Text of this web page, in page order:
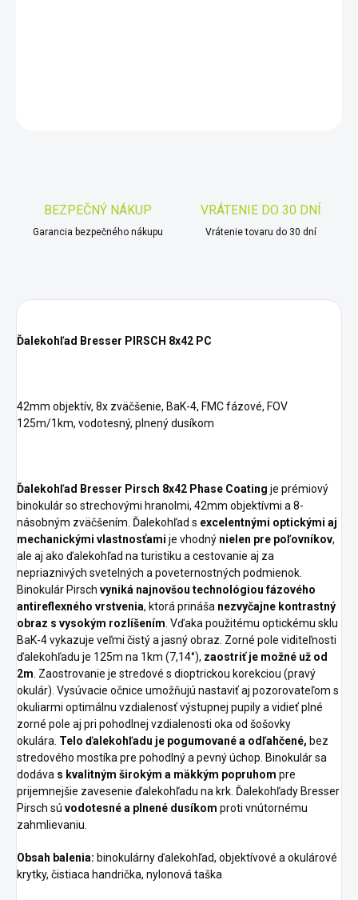
BEZPEČNÝ NÁKUP
Garancia bezpečného nákupu
VRÁTENIE DO 30 DNÍ
Vrátenie tovaru do 30 dní
Ďalekohľad Bresser PIRSCH 8x42 PC
42mm objektív, 8x zväčšenie, BaK-4, FMC fázové, FOV
125m/1km, vodotesný, plnený dusíkom
Ďalekohľad Bresser Pirsch 8x42 Phase Coating je prémiový
binokulár so strechovými hranolmi, 42mm objektívmi a 8-
násobným zväčšením. Ďalekohľad s excelentnými optickými aj
mechanickými vlastnosťami je vhodný nielen pre poľovníkov,
ale aj ako ďalekohľad na turistiku a cestovanie aj za
nepriaznivých svetelných a poveternostných podmienok.
Binokulár Pirsch vyniká najnovšou technológiou fázového
antireflexného vrstvenia, ktorá prináša nezvyčajne kontrastný
obraz s vysokým rozlíšením. Vďaka použitému optickému sklu
BaK-4 vykazuje veľmi čistý a jasný obraz. Zorné pole viditeľnosti
ďalekohľadu je 125m na 1km (7,14°), zaostriť je možné už od
2m. Zaostrovanie je stredové s dioptrickou korekciou (pravý
okulár). Vysúvacie očnice umožňujú nastaviť aj pozorovateľom s
okuliarmi optimálnu vzdialenosť výstupnej pupily a vidieť plné
zorné pole aj pri pohodlnej vzdialenosti oka od šošovky
okulára. Telo ďalekohľadu je pogumované a odľahčené, bez
stredového mostíka pre pohodlný a pevný úchop. Binokulár sa
dodáva s kvalitným širokým a mäkkým popruhom pre
prijemnejšie zavesenie ďalekohľadu na krk. Ďalekohľady Bresser
Pirsch sú vodotesné a plnené dusíkom proti vnútornému
zahmlievaniu.
Obsah balenia: binokulárny ďalekohľad, objektívové a okulárové
krytky, čistiaca handrička, nylonová taška